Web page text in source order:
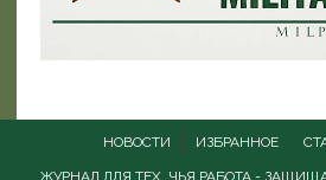
НОВОСТИ ИЗБРАННОЕ